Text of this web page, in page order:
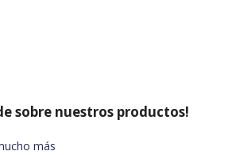
sobre nuestros productos!
más